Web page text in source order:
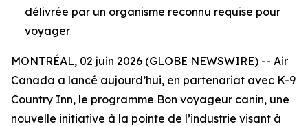
délivrée par un organisme reconnu requise pour
voyager
MONTRÉAL, 02 juin 2026 (GLOBE NEWSWIRE) -- Air
Canada a lancé aujourd’hui, en partenariat avec K-9
Country Inn, le programme Bon voyageur canin, une
nouvelle initiative à la pointe de l’industrie visant à